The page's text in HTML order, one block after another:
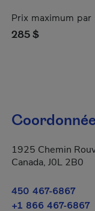
Prix maximum
285 $
1925 Chemin
Canada, J0L 2B0
450 467-6867
+1 866 467-6867